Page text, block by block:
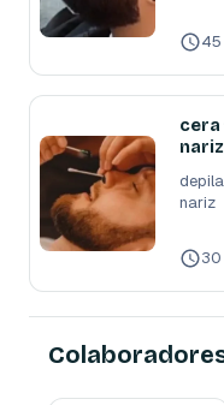
45
cera
nariz
30